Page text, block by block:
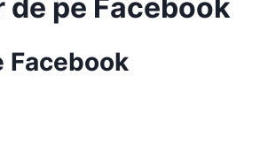
pe Facebook
Facebook